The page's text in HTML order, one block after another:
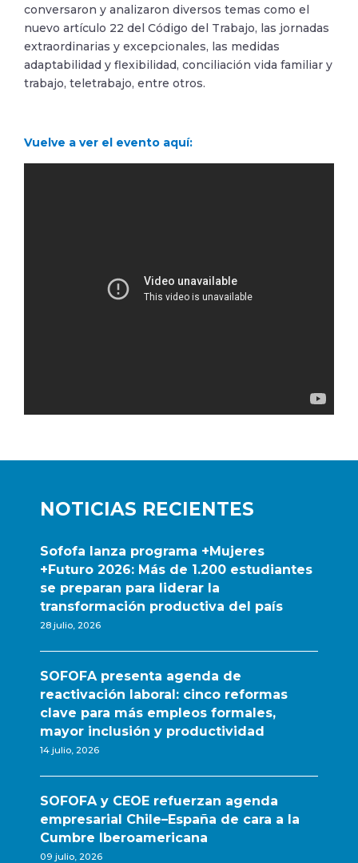
NOTICIAS RECIENTES
Sofofa lanza programa +Mujeres
+Futuro 2026: Más de 1.200 estudiantes
se preparan para liderar la
transformación productiva del país
28 julio, 2026
SOFOFA presenta agenda de
reactivación laboral: cinco reformas
clave para más empleos formales,
mayor inclusión y productividad
14 julio, 2026
SOFOFA y CEOE refuerzan agenda
empresarial Chile–España de cara a la
Cumbre Iberoamericana
09 julio, 2026
conversaron y analizaron diversos temas como el
nuevo artículo 22 del Código del Trabajo, las jornadas
extraordinarias y excepcionales, las medidas
adaptabilidad y flexibilidad, conciliación vida familiar y
trabajo, teletrabajo, entre otros.
Vuelve a ver el evento aquí: